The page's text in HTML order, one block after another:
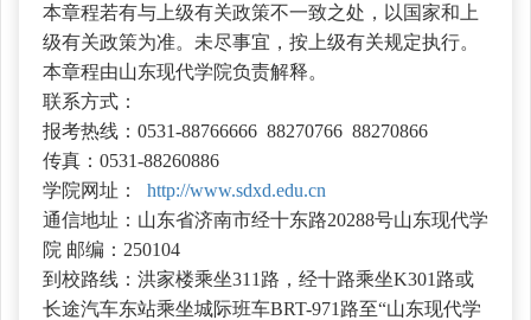
本章程若有与上级有关政策不一致之处，以国家和上
级有关政策为准。未尽事宜，按上级有关规定执行。
本章程由山东现代学院负责解释。
联系方式：
报考热线： 0531-88766666 88270766 88270866
传真： 0531-88260886
学院网址：
http://www.sdxd.edu.cn
通信地址：山东省济南市经十东路20288号山东现代学
院 邮编：250104
到校路线：洪家楼乘坐311路，经十路乘坐K301路或
长途汽车东站乘坐城际班车BRT-971路至“山东现代学